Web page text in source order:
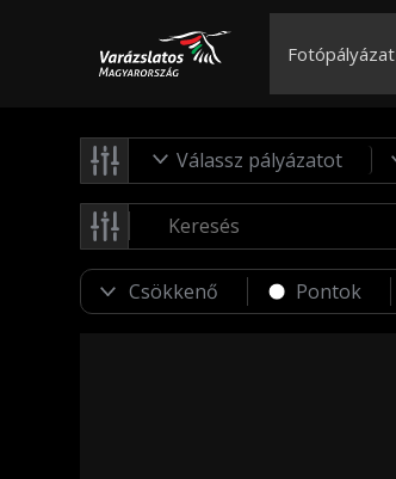
Fotópályázat
Válassz pályázatot
Pontok